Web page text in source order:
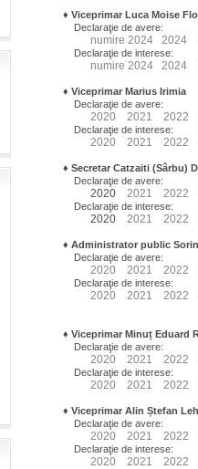
♦ Viceprimar Luca Moise
Declaraţie de avere:
numire 2024 2024
Declaraţie de interese:
numire 2024 2024
♦ Viceprimar Marius Irimia
Declaraţie de avere:
2020 2021 2022
Declaraţie de interese:
2020 2021 2022
♦ Secretar Catzaiti (Sârbu)
Declaraţie de avere:
2020 2021 2022
Declaraţie de interese:
2020 2021 2022
♦ Administrator public
Declaraţie de avere:
2020 2021 2022
Declaraţie de interese:
2020 2021 2022
♦ Viceprimar Minuț Eduard
Declaraţie de avere:
2020 2021 2022
Declaraţie de interese:
2020 2021 2022
♦ Viceprimar Alin Ștefan
Declaraţie de avere:
2020 2021 2022
Declaraţie de interese:
2020 2021 2022